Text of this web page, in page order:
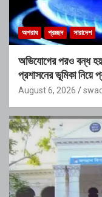
অপরাধ প্রচ্ছদ সারাদেশ
অভিযোগের পরও বন্ধ
প্রশাসনের ভূমিকা নিয়ে
August 6, 2026